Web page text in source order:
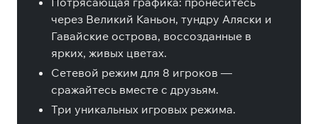
через Великий Каньон, тундру Аляски и
Гавайские острова, воссозданные в
ярких, живых цветах.
Сетевой режим для 8 игроков —
сражайтесь вместе с друзьям.
Три уникальных игровых режима.